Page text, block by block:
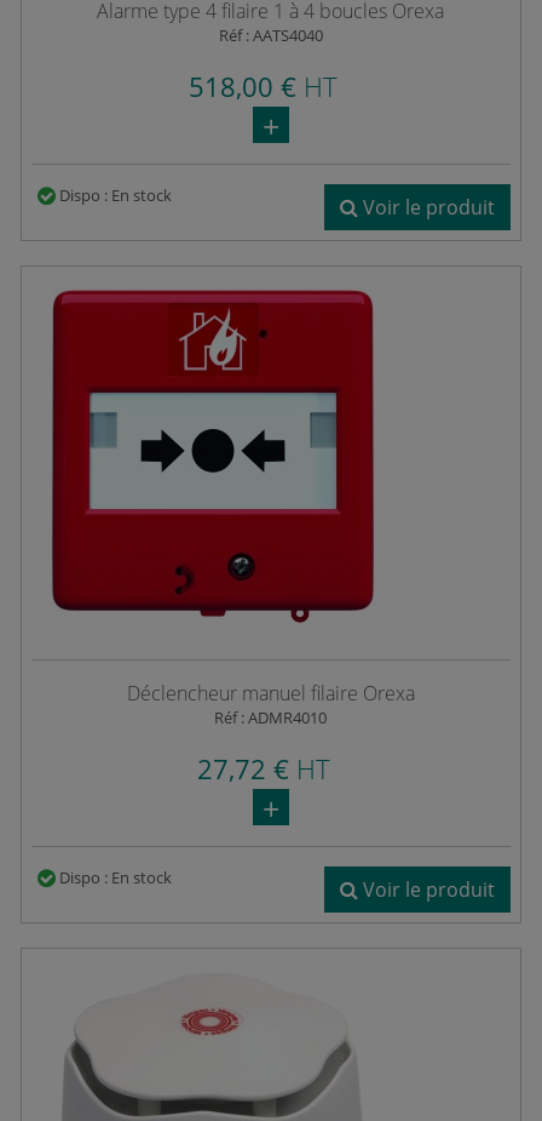
Alarme type 4 filaire 1 à 4 boucles Orexa
Réf : AATS4040
518,00 € HT
Dispo : En stock Voir le produit
Déclencheur manuel filaire Orexa
Réf : ADMR4010
27,72 €HT
Dispo : En stock Voir le produit